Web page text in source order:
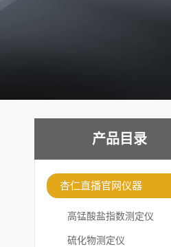
产品目录
杏仁直播官网仪器
高锰酸盐指数测定仪
硫化物测定仪